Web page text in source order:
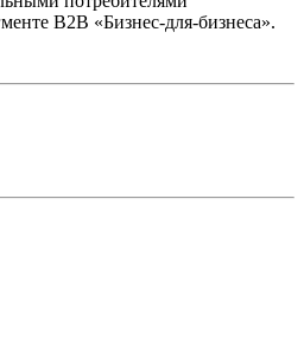
B2B «Бизнес-для-бизнеса».